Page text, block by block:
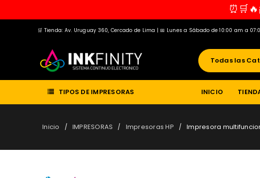
🛒 Tienda: Av. Uruguay 360, Cercado de Lima | 📅 Lunes a Sábado de 10:00 am a
Todas las
TIPOS DE IMPRESORAS INICIO
Inicio / IMPRESORAS / Impresoras HP / Impresora